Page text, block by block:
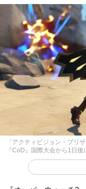
「アクティビジョン・ブリ
『CoD』国際大会から1日後